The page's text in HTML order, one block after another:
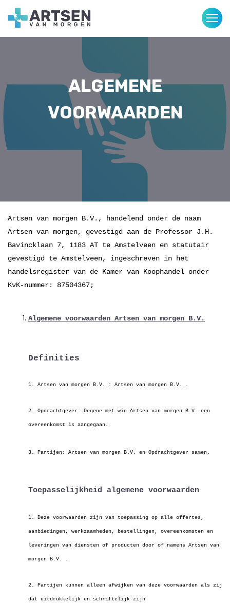
ALGEMENE
VOORWAARDEN
Artsen van morgen B.V., handelend onder de naam
Artsen van morgen, gevestigd aan de Professor J.H.
Bavincklaan 7, 1183 AT te Amstelveen en statutair
gevestigd te Amstelveen, ingeschreven in het
handelsregister van de Kamer van Koophandel onder
KvK-nummer: 87504367;
Algemene voorwaarden Artsen van morgen B.V.
Definities
1. Artsen van morgen B.V. : Artsen van morgen B.V. .
2. Opdrachtgever: Degene met wie Artsen van morgen B.V. een
overeenkomst is aangegaan.
3. Partijen: Artsen van morgen B.V. en Opdrachtgever samen.
Toepasselijkheid algemene voorwaarden
1. Deze voorwaarden zijn van toepassing op alle offertes,
aanbiedingen, werkzaamheden, bestellingen, overeenkomsten en
leveringen van diensten of producten door of namens Artsen van
morgen B.V. .
2. Partijen kunnen alleen afwijken van deze voorwaarden als zij
dat uitdrukkelijk en schriftelijk zijn